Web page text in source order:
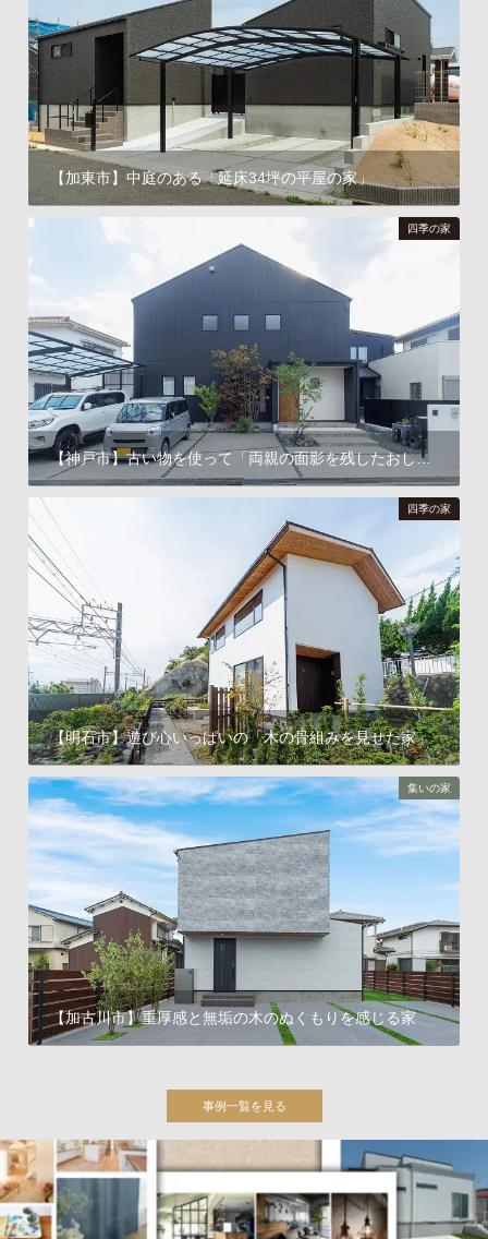
遊楽の家について見る
【加東市】中庭のある「延床34坪の平屋の家」
四季の家
【神戸市】古い物を使って「両親の面影を残したおしゃれな家」
四季の家
【明石市】遊び心いっぱいの「木の骨組みを見せた家」
集いの家
【加古川市】重厚感と無垢の木のぬくもりを感じる家